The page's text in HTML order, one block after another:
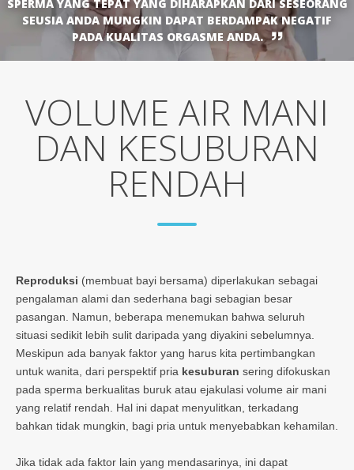
SPERMA YANG TEPAT YANG DIHARAPKAN DARI SESEORANG
SEUSIA ANDA MUNGKIN DAPAT BERDAMPAK NEGATIF
PADA KUALITAS ORGASME ANDA.
VOLUME AIR MANI
DAN KESUBURAN
RENDAH
Reproduksi (membuat bayi bersama) diperlakukan sebagai
pengalaman alami dan sederhana bagi sebagian besar
pasangan. Namun, beberapa menemukan bahwa seluruh
situasi sedikit lebih sulit daripada yang diyakini sebelumnya.
Meskipun ada banyak faktor yang harus kita pertimbangkan
untuk wanita, dari perspektif pria kesuburan sering difokuskan
pada sperma berkualitas buruk atau ejakulasi volume air mani
yang relatif rendah. Hal ini dapat menyulitkan, terkadang
bahkan tidak mungkin, bagi pria untuk menyebabkan kehamilan.
Jika tidak ada faktor lain yang mendasarinya, ini dapat